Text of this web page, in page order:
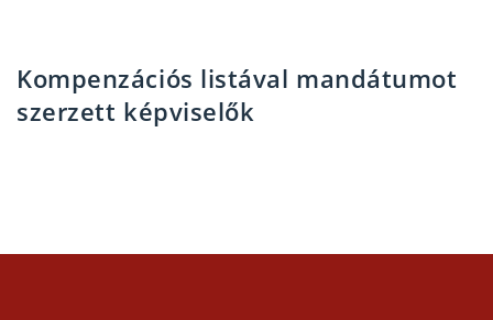
Kompenzációs listával mandátumot
szerzett képviselők